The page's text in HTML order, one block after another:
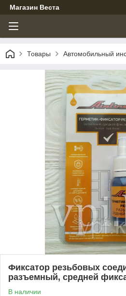
Магазин Веста
Товары Автомобильный
Фиксатор резьбовых
разъемный, средней
В наличии